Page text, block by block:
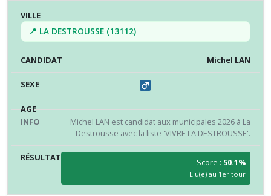
📍 LA DESTROUSSE (13112)
Michel LAN
Michel LAN est candidat aux municipales 2026 à La
Destrousse avec la liste 'VIVRE LA DESTROUSSE'.
Score : 50.1%
Elu(e) au 1er tour